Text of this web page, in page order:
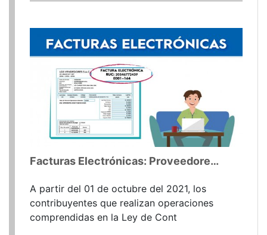
Facturas Electrónicas: Proveedores del Estado
A partir del 01 de octubre del 2021, los
contribuyentes que realizan operaciones
comprendidas en la Ley de Cont